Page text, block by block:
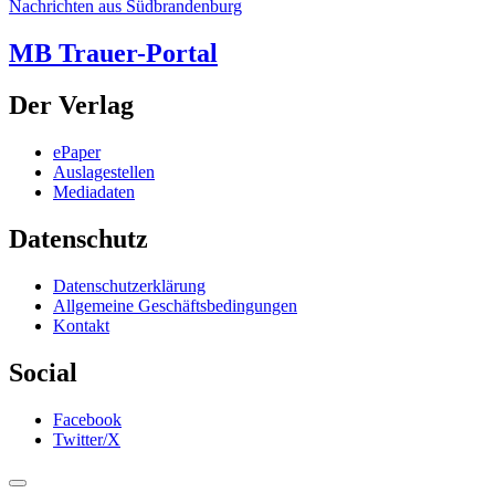
Nachrichten aus Südbrandenburg
MB Trauer-Portal
Der Verlag
ePaper
Auslagestellen
Mediadaten
Datenschutz
Datenschutzerklärung
Allgemeine Geschäftsbedingungen
Kontakt
Social
Facebook
Twitter/X